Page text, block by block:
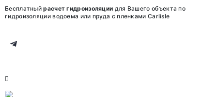
Бесплатныйрасчет гидроизоляции для Вашего объекта по
гидроизоляции водоема или пруда с пленками Carlisle